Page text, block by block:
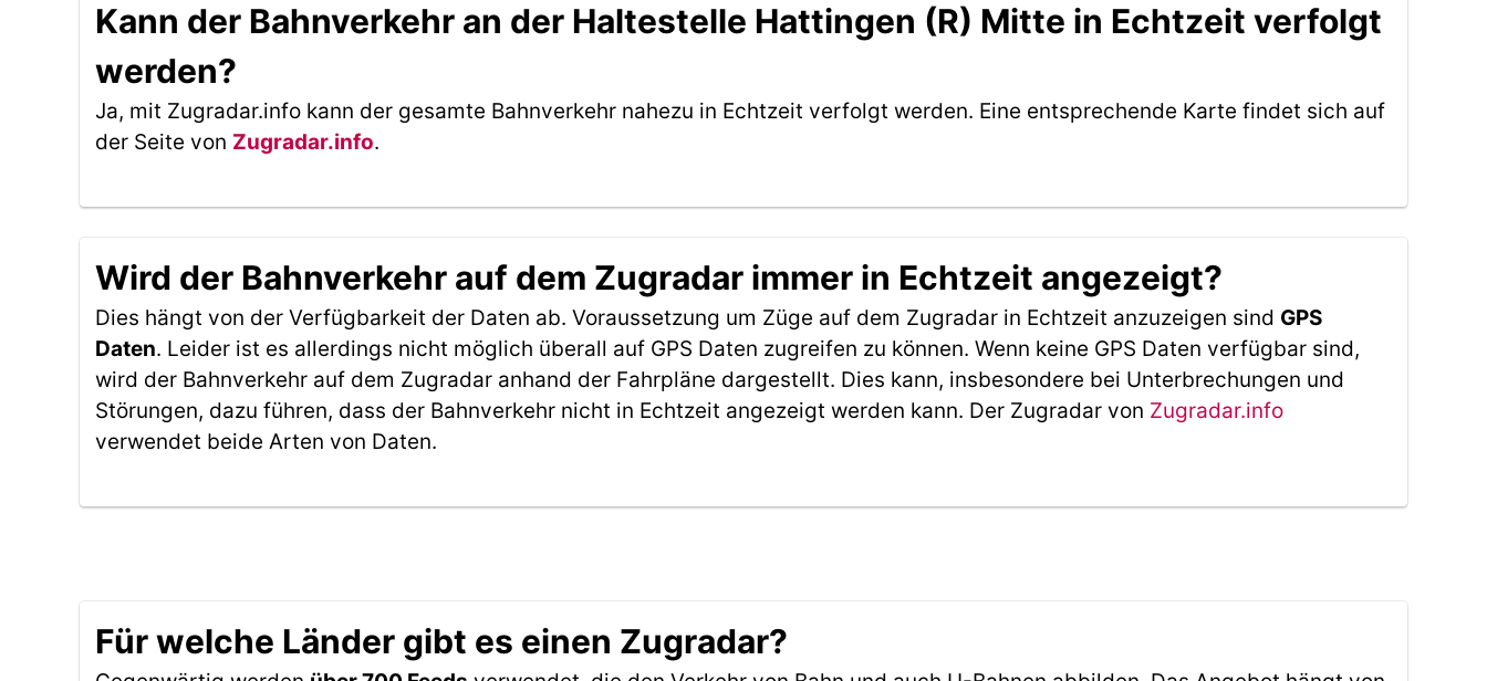
Kann der Bahnverkehr an der Haltestelle Hattingen (R) Mitte in Echtzeit verfolgt
werden?
Ja, mit Zugradar.info kann der gesamte Bahnverkehr nahezu in Echtzeit verfolgt werden. Eine entsprechende Karte findet sich auf
der Seite von Zugradar.info.
Wird der Bahnverkehr auf dem Zugradar immer in Echtzeit angezeigt?
Dies hängt von der Verfügbarkeit der Daten ab. Voraussetzung um Züge auf dem Zugradar in Echtzeit anzuzeigen sind GPS
Daten. Leider ist es allerdings nicht möglich überall auf GPS Daten zugreifen zu können. Wenn keine GPS Daten verfügbar sind,
wird der Bahnverkehr auf dem Zugradar anhand der Fahrpläne dargestellt. Dies kann, insbesondere bei Unterbrechungen und
Störungen, dazu führen, dass der Bahnverkehr nicht in Echtzeit angezeigt werden kann. Der Zugradar von Zugradar.info
verwendet beide Arten von Daten.
Für welche Länder gibt es einen Zugradar?